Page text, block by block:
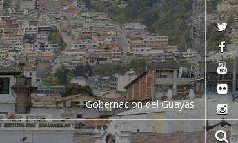
Gobernacion del Guayas